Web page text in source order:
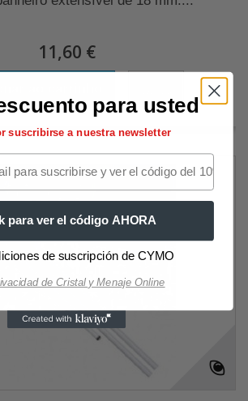
11,60 €
para usted
suscribirse a nuestra newsletter
para ver el código AHORA
de suscripción de CYMO
de Cristal y Menaje Online